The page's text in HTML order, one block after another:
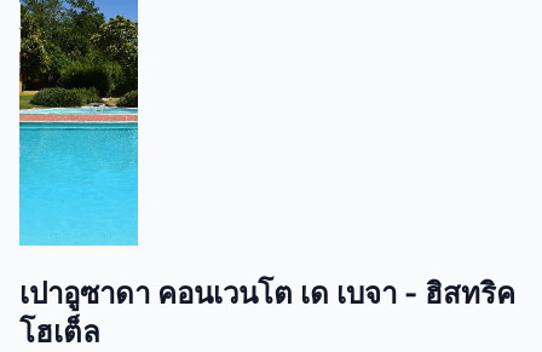
เปาอูซาดา คอนเวนโต เด เบจา - ฮิสทริค
โฮเต็ล